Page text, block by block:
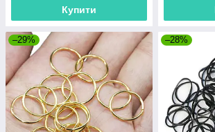
Купити
–29% –28%